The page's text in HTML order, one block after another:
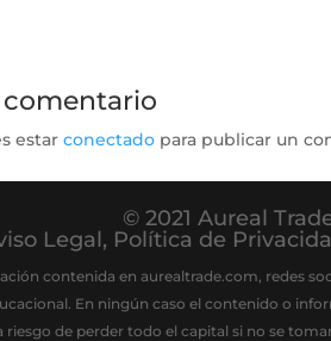
estar conectadopara publicar un
© 2021 Aureal
Legal, Política de
contenida en aurealtrade.com, redes
En ningún caso el contenido o
riesgo de perder todo el capital si no se